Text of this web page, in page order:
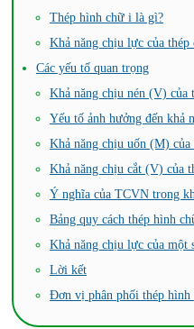
Thép hình chữ i là gì?
Khả năng chịu lực của
Các yếu tố quan trọng
Khả năng chịu nén (V) của
Yếu tố ảnh hưởng đến khả
Khả năng chịu uốn (M)
Khả năng chịu cắt (V) của
Ý nghĩa của TCVN trong
Bảng quy cách thép hình
Khả năng chịu lực của một
Lời kết
Đơn vị phân phối thép hình